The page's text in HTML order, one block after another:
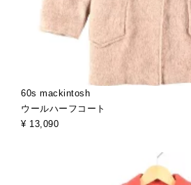
60s mackintosh
ウールハーフコート
¥ 13,090